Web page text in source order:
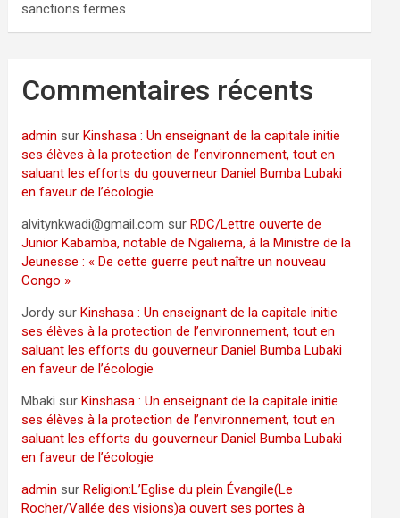
sanctions fermes
Commentaires récents
admin surKinshasa : Un enseignant de la capitale initie
ses élèves à la protection de l’environnement, tout en
saluant les efforts du gouverneur Daniel Bumba Lubaki
en faveur de l’écologie
alvitynkwadi@gmail.com surRDC/Lettre ouverte de
Junior Kabamba, notable de Ngaliema, à la Ministre de la
Jeunesse : « De cette guerre peut naître un nouveau
Congo »
Jordy surKinshasa : Un enseignant de la capitale initie
ses élèves à la protection de l’environnement, tout en
saluant les efforts du gouverneur Daniel Bumba Lubaki
en faveur de l’écologie
Mbaki surKinshasa : Un enseignant de la capitale initie
ses élèves à la protection de l’environnement, tout en
saluant les efforts du gouverneur Daniel Bumba Lubaki
en faveur de l’écologie
admin surReligion:L’Eglise du plein Évangile(Le
Rocher/Vallée des visions)a ouvert ses portes à